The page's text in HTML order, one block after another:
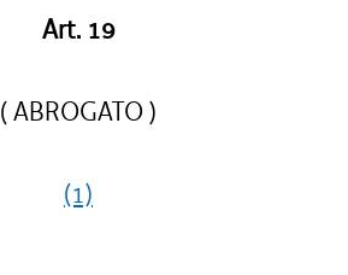
Art. 19
( ABROGATO )
(1)